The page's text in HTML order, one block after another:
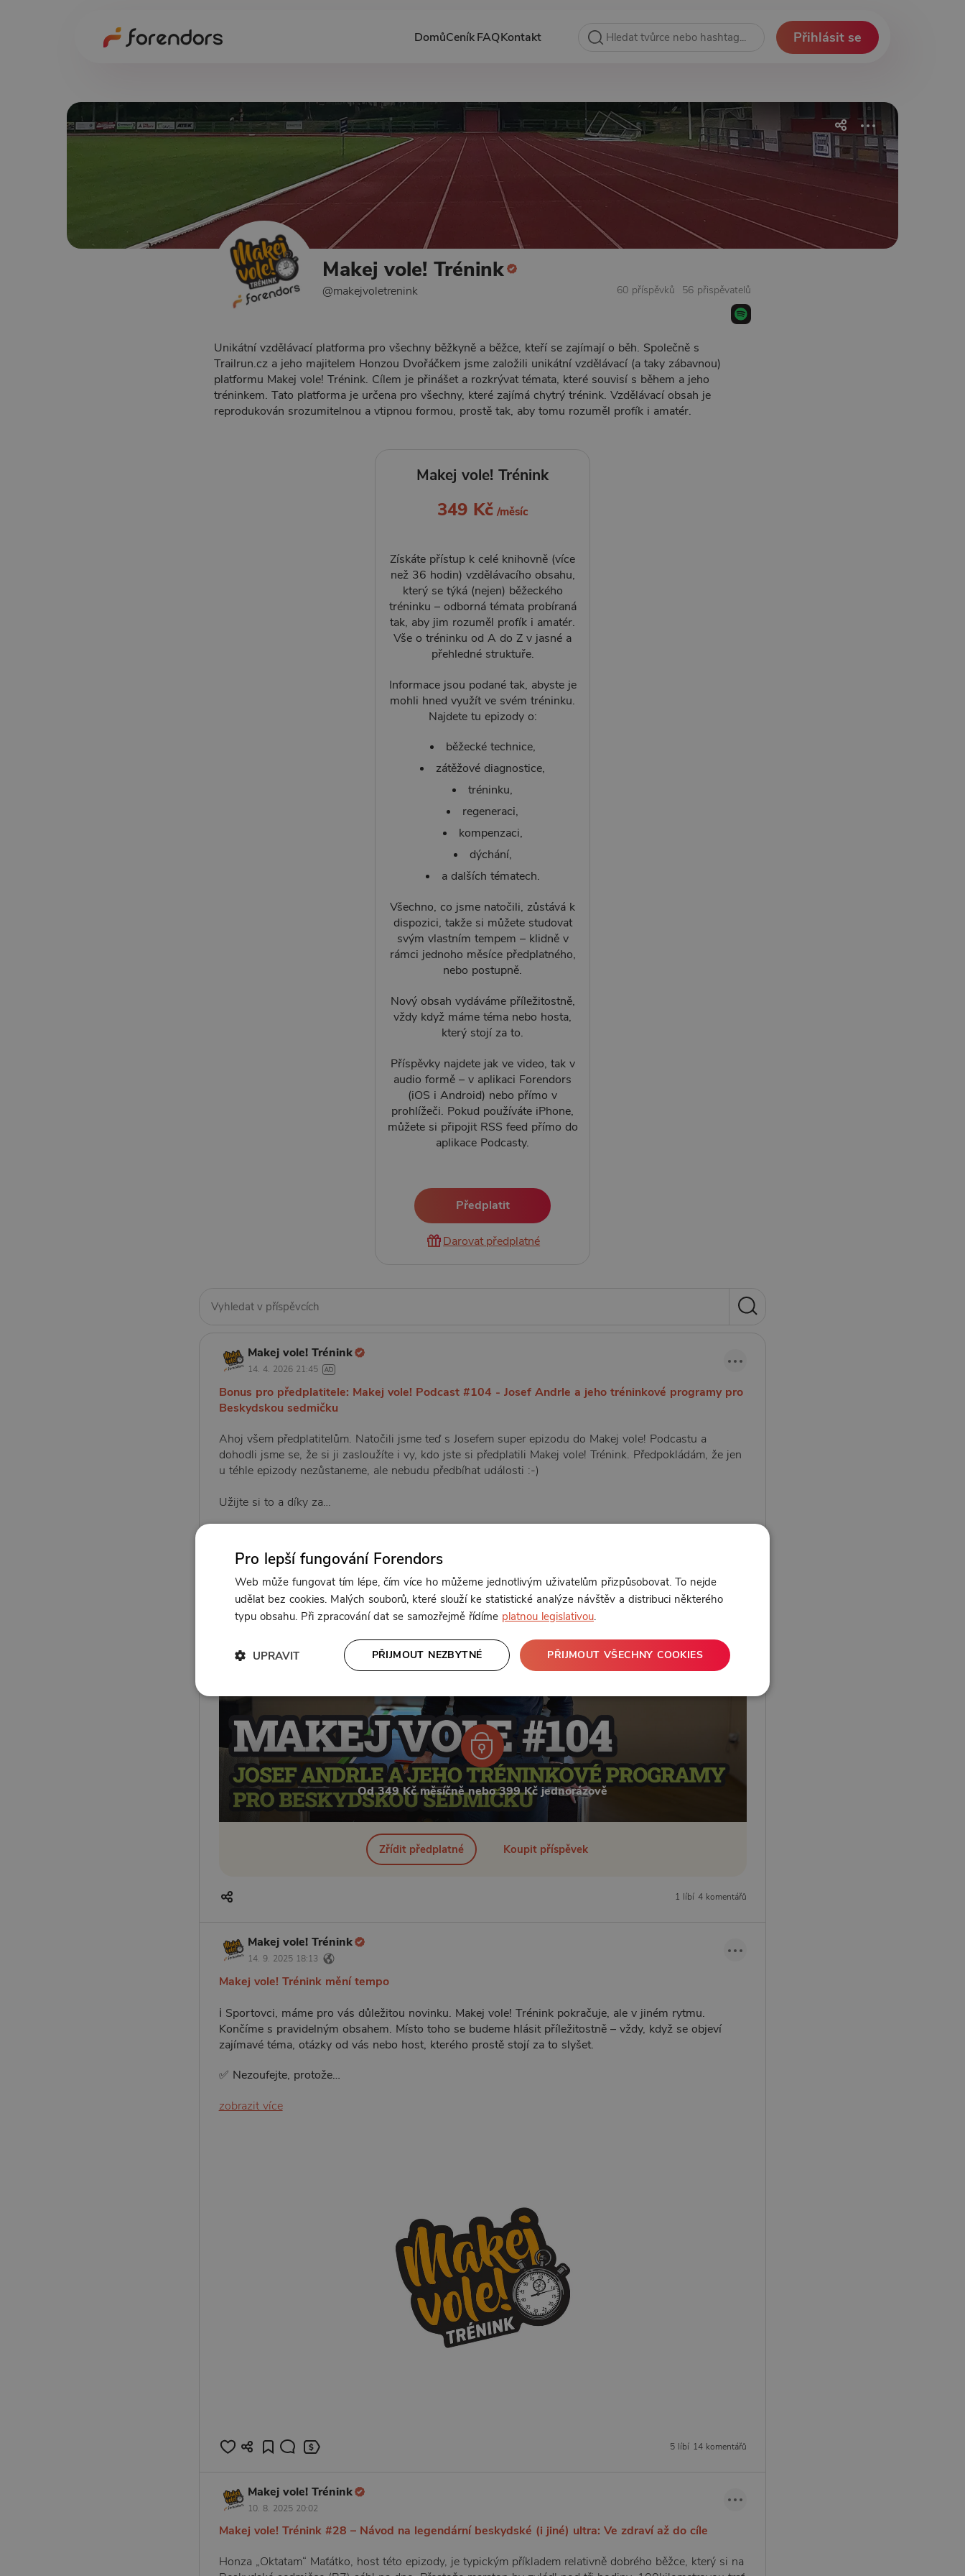
DomůCeníkFAQKontakt Přihlásit se
Makej vole! Trénink
@makejvoletrenink 60 příspěvků 56 přispěvatelů
Unikátní vzdělávací platforma pro všechny běžkyně a běžce, kteří se zajímají o běh. Společně s
Trailrun.cz a jeho majitelem Honzou Dvořáčkem jsme založili unikátní vzdělávací (a taky zábavnou)
platformu Makej vole! Trénink. Cílem je přinášet a rozkrývat témata, které souvisí s během a jeho
tréninkem. Tato platforma je určena pro všechny, které zajímá chytrý trénink. Vzdělávací obsah je
reprodukován srozumitelnou a vtipnou formou, prostě tak, aby tomu rozuměl profík i amatér.
Makej vole! Trénink
349 Kč /měsíc
Získáte přístup k celé knihovně (více
než 36 hodin) vzdělávacího obsahu,
který se týká (nejen) běžeckého
tréninku – odborná témata probíraná
tak, aby jim rozuměl profík i amatér.
Vše o tréninku od A do Z v jasné a
přehledné struktuře.
Informace jsou podané tak, abyste je
mohli hned využít ve svém tréninku.
Najdete tu epizody o:
běžecké technice,
zátěžové diagnostice,
tréninku,
regeneraci,
kompenzaci,
dýchání,
a dalších tématech.
Všechno, co jsme natočili, zůstává k
dispozici, takže si můžete studovat
svým vlastním tempem – klidně v
rámci jednoho měsíce předplatného,
nebo postupně.
Nový obsah vydáváme příležitostně,
vždy když máme téma nebo hosta,
který stojí za to.
Příspěvky najdete jak ve video, tak v
audio formě – v aplikaci Forendors
(iOS i Android) nebo přímo v
prohlížeči. Pokud používáte iPhone,
můžete si připojit RSS feed přímo do
aplikace Podcasty.
Předplatit
Darovat předplatné
Makej vole! Trénink
14. 4. 2026 21:45
Bonus pro předplatitele: Makej vole! Podcast #104 - Josef Andrle a jeho tréninkové programy pro
Beskydskou sedmičku
Ahoj všem předplatitelům. Natočili jsme teď s Josefem super epizodu do Makej vole! Podcastu a
dohodli jsme se, že si ji zasloužíte i vy, kdo jste si předplatili Makej vole! Trénink. Předpokládám, že jen
u téhle epizody nezůstaneme, ale nebudu předbíhat události :-)
Užijte si to a díky za…
Od 349 Kč měsíčně nebo 399 Kč jednorázově
Zřídit předplatné Koupit příspěvek
1 líbí 4 komentářů
Makej vole! Trénink
14. 9. 2025 18:13
Makej vole! Trénink mění tempo
ℹ️ Sportovci, máme pro vás důležitou novinku. Makej vole! Trénink pokračuje, ale v jiném rytmu.
Končíme s pravidelným obsahem. Místo toho se budeme hlásit příležitostně – vždy, když se objeví
zajímavé téma, otázky od vás nebo host, kterého prostě stojí za to slyšet.
✅ Nezoufejte, protože…
zobrazit více
5 líbí 14 komentářů
Makej vole! Trénink
10. 8. 2025 20:02
Makej vole! Trénink #28 – Návod na legendární beskydské (i jiné) ultra: Ve zdraví až do cíle
Honza „Oktatam“ Maťátko, host této epizody, je typickým příkladem relativně dobrého běžce, který si na
Pro lepší fungování Forendors
Web může fungovat tím lépe, čím více ho můžeme jednotlivým uživatelům přizpůsobovat. To nejde
udělat bez cookies. Malých souborů, které slouží ke statistické analýze návštěv a distribuci některého
typu obsahu. Při zpracování dat se samozřejmě řídíme platnou legislativou.
PŘIJMOUT VŠECHNY COOKIES
PŘIJMOUT NEZBYTNÉ
UPRAVIT